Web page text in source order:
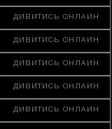
ДИВИТИСЬ ОНЛАЙН
ДИВИТИСЬ ОНЛАЙН
ДИВИТИСЬ ОНЛАЙН
ДИВИТИСЬ ОНЛАЙН
ДИВИТИСЬ ОНЛАЙН